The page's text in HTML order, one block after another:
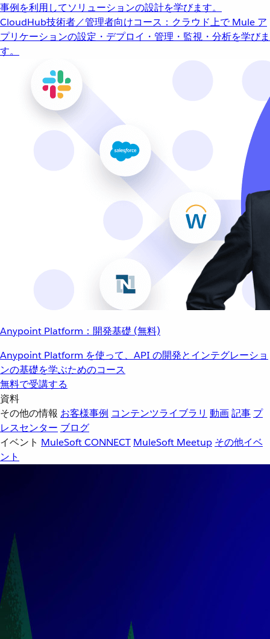
事例を利用してソリューションの設計を学びます。
CloudHub技術者／管理者向けコース：クラウド上で Mule ア
プリケーションの設定・デプロイ・管理・監視・分析を学びま
す。
Anypoint Platform：開発基礎 (無料)
Anypoint Platform を使って、API の開発とインテグレーショ
ンの基礎を学ぶためのコース
無料で受講する
資料
その他の情報 お客様事例 コンテンツライブラリ 動画記事 プ
レスセンター ブログ
イベント MuleSoft CONNECT MuleSoft Meetup その他イベ
ント